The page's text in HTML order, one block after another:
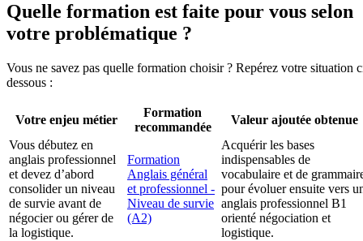
Quelle formation est faite pour vous selon
votre problématique ?
Vous ne savez pas quelle formation choisir ? Repérez votre situation
dessous :
Votre enjeu métier
Formation
recommandée
Valeur ajoutée obtenue
Vous débutez en
anglais professionnel
et devez d’abord
consolider un niveau
de survie avant de
négocier ou gérer de
la logistique.
Formation
Anglais général
et professionnel -
Niveau de survie
(A2)
Acquérir les bases
indispensables de
vocabulaire et de
pour évoluer ensuite vers
anglais professionnel B1
orienté négociation et
logistique.